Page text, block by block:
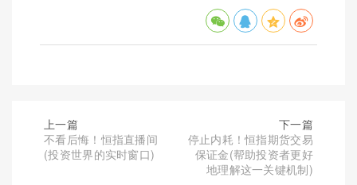
上一篇
不看后悔！恒指直播间
(投资世界的实时窗口)
下一篇
停止内耗！恒指期货交易
保证金(帮助投资者更好
地理解这一关键机制)